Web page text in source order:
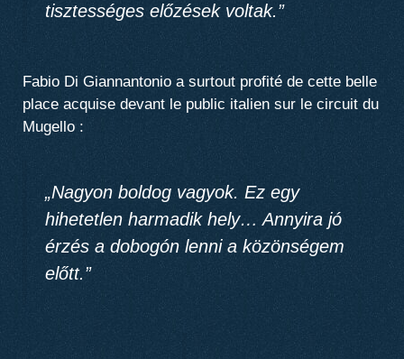
tisztességes előzések voltak.”
Fabio Di Giannantonio a surtout profité de cette belle
place acquise devant le public italien sur le circuit du
Mugello :
„Nagyon boldog vagyok. Ez egy
hihetetlen harmadik hely…Annyira jó
érzés a dobogón lenni a közönségem
előtt.”